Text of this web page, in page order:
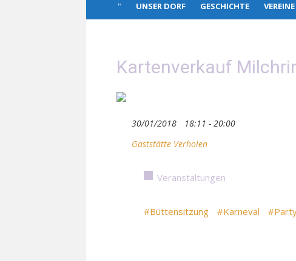
UNSER DORF GESCHICHTE VEREINE
Kartenverkauf
30/01/2018
18:11 - 20:00
Gaststätte Verholen
Veranstaltungen
#Büttensitzung #Karneval